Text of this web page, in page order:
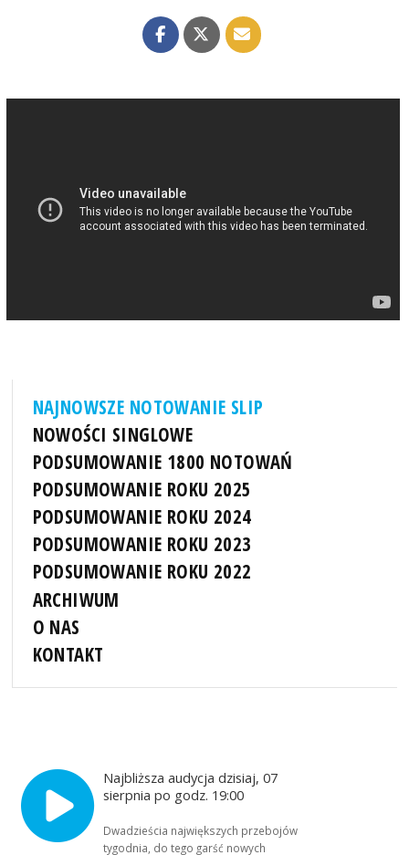
NAJNOWSZE NOTOWANIE SLIP
NOWOŚCI SINGLOWE
PODSUMOWANIE 1800 NOTOWAŃ
PODSUMOWANIE ROKU 2025
PODSUMOWANIE ROKU 2024
PODSUMOWANIE ROKU 2023
PODSUMOWANIE ROKU 2022
ARCHIWUM
O NAS
KONTAKT
Najbliższa audycja dzisiaj, 07
sierpnia po godz. 19:00
Dwadzieścia największych przebojów
tygodnia, do tego garść nowych